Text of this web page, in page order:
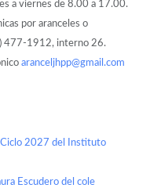
a viernes de 8.00 a 17.00.
por aranceles o
477-1912, interno 26.
aranceljhpp@gmail.com
Ciclo 2027 del Instituto
Escudero del cole